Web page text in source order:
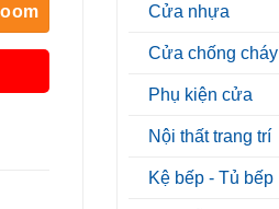
Cửa nhựa
Cửa chống cháy
Phụ kiện cửa
Nội thất trang trí
Kệ bếp - Tủ bếp